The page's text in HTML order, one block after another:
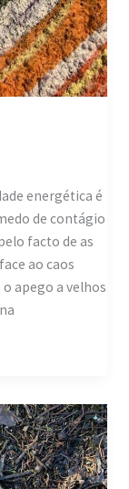
energética é
de contágio
facto de as
ao caos
apego a velhos